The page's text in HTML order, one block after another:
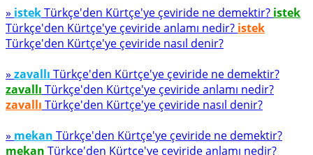
» istekTürkçe'den Kürtçe'ye çeviride ne demektir? istek
Türkçe'den Kürtçe'ye çeviride anlamı nedir? istek
Türkçe'den Kürtçe'ye çeviride nasıl denir?
» zavallı Türkçe'den Kürtçe'ye çeviride ne demektir?
zavallı Türkçe'den Kürtçe'ye çeviride anlamı nedir?
zavallı Türkçe'den Kürtçe'ye çeviride nasıl denir?
» mekan Türkçe'den Kürtçe'ye çeviride ne demektir?
mekan Türkçe'den Kürtçe'ye çeviride anlamı nedir?